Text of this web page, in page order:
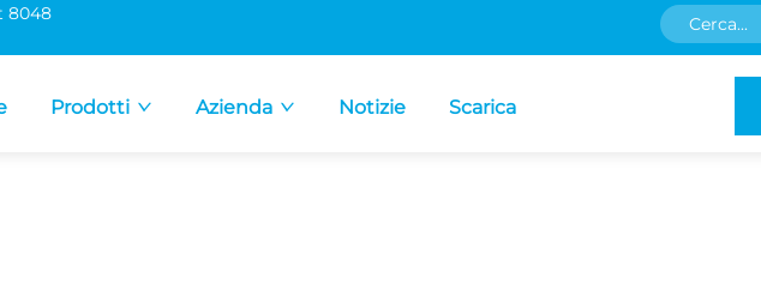
8048
Prodotti Azienda Notizie Scarica